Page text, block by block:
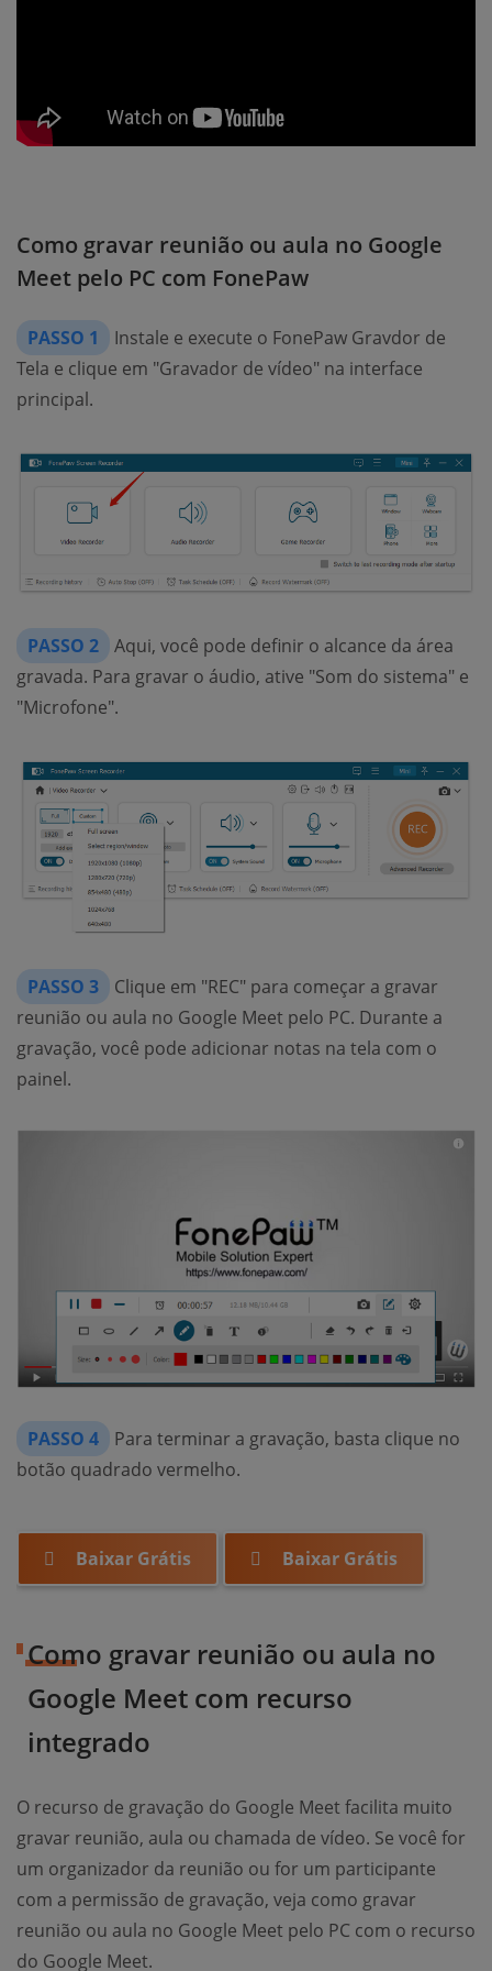
Como gravar reunião ou aula no Google
Meet pelo PC com FonePaw
PASSO 1
Instale e execute o FonePaw Gravdor de
Tela e clique em "Gravador de vídeo" na interface
principal.
PASSO 2
Aqui, você pode definir o alcance da área
gravada. Para gravar o áudio, ative "Som do sistema" e
"Microfone".
PASSO 3
Clique em "REC" para começar a gravar
reunião ou aula no Google Meet pelo PC. Durante a
gravação, você pode adicionar notas na tela com o
painel.
PASSO 4
Para terminar a gravação, basta clique no
botão quadrado vermelho.
Baixar Grátis Baixar Grátis
Como gravar reunião ou aula no
Google Meet com recurso
integrado
O recurso de gravação do Google Meet facilita muito
gravar reunião, aula ou chamada de vídeo. Se você for
um organizador da reunião ou for um participante
com a permissão de gravação, veja como gravar
reunião ou aula no Google Meet pelo PC com o recurso
do Google Meet.